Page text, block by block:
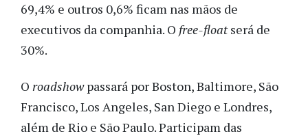
69,4% e outros 0,6% ficam nas mãos de
executivos da companhia. O free-floatserá de
30%.
O roadshowpassará por Boston, Baltimore, São
Francisco, Los Angeles, San Diego e Londres,
além de Rio e São Paulo. Participam das